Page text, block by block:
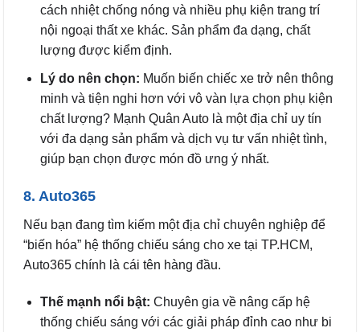
cách nhiệt chống nóng và nhiều phụ kiện trang trí
nội ngoại thất xe khác. Sản phẩm đa dạng, chất
lượng được kiểm định.
Lý do nên chọn: Muốn biến chiếc xe trở nên thông
minh và tiện nghi hơn với vô vàn lựa chọn phụ kiện
chất lượng? Mạnh Quân Auto là một địa chỉ uy tín
với đa dạng sản phẩm và dịch vụ tư vấn nhiệt tình,
giúp bạn chọn được món đồ ưng ý nhất.
8. Auto365
Nếu bạn đang tìm kiếm một địa chỉ chuyên nghiệp để
“biến hóa” hệ thống chiếu sáng cho xe tại TP.HCM,
Auto365 chính là cái tên hàng đầu.
Thế mạnh nổi bật: Chuyên gia về nâng cấp hệ
thống chiếu sáng với các giải pháp đỉnh cao như bi